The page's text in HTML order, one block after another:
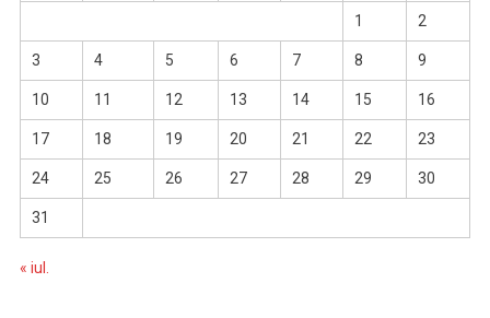
1 2
3 4 5 6 7 8 9
10 11 12 13 14 15 16
17 18 19 20 21 22 23
24 25 26 27 28 29 30
31
« iul.